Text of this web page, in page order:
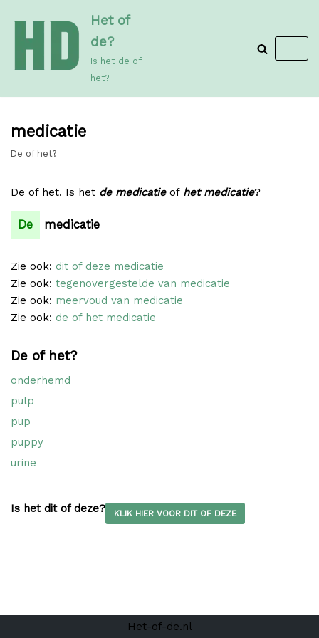
de
inhoud
Het of
de?
Is het de of
het?
medicatie
De of het?
De of het. Is het de medicatieof het medicatie?
De medicatie
Zie ook: dit of deze medicatie
Zie ook: tegenovergestelde van medicatie
Zie ook: meervoud van medicatie
Zie ook: de of het medicatie
De of het?
onderhemd
pulp
pup
puppy
urine
Is het dit of deze? KLIK HIER VOOR DIT OF DEZE
Het-of-de.nl